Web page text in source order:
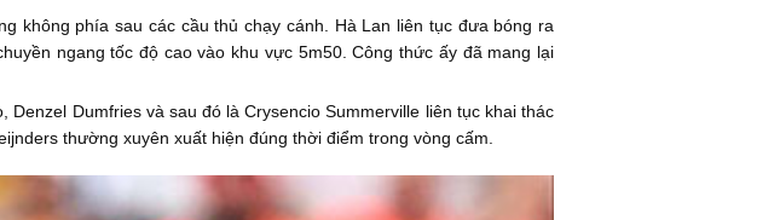
không phía sau các cầu thủ chạy cánh. Hà Lan liên tục đưa bóng ra
ngang tốc độ cao vào khu vực 5m50. Công thức ấy đã mang lại
Dumfries và sau đó là Crysencio Summerville liên tục khai thác
thường xuyên xuất hiện đúng thời điểm trong vòng cấm.